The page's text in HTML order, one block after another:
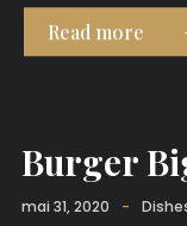
Read more
Burger
mai 31, 2020 -